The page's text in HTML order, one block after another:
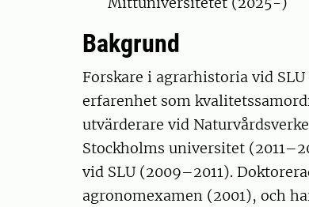
Bakgrund
Forskare i agrarhistoria vid
erfarenhet som
utvärderare vid
Stockholms universitet
vid SLU (2009–2011).
agronomexamen (2001), och